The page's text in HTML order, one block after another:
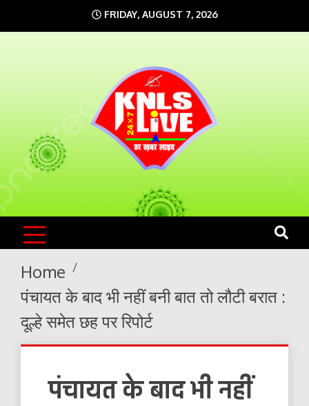
to
FRIDAY, AUGUST 7, 2026
KNLS LIVE
India`s No.1 News Portal
Home
पंचायत के बाद भी नहीं बनी बात तो लौटी बरात :
दूल्हे समेत छह पर रिपोर्ट
पंचायत के बाद भी नहीं